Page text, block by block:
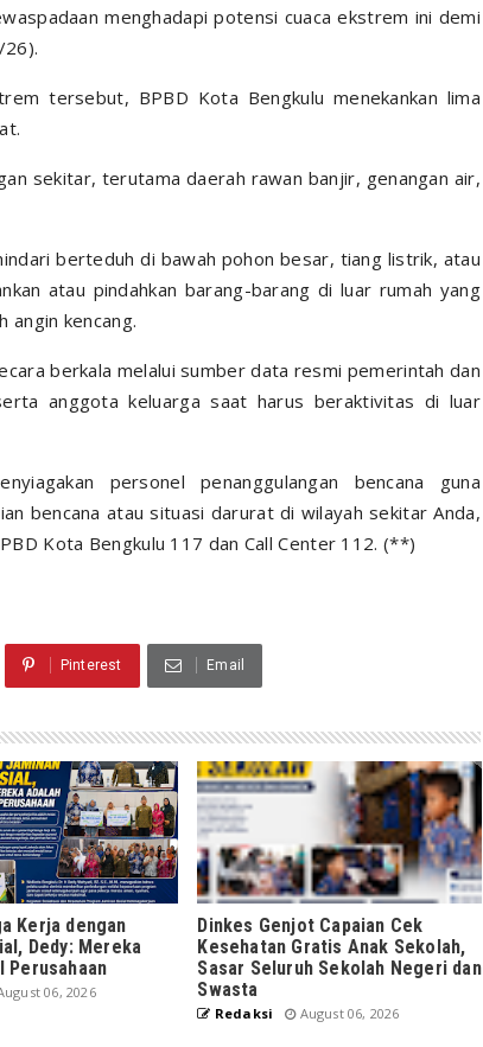
menghadapi potensi cuaca ekstrem ini demi
tersebut, BPBD Kota Bengkulu menekankan lima
sekitar, terutama daerah rawan banjir, genangan air,
berteduh di bawah pohon besar, tiang listrik, atau
atau pindahkan barang-barang di luar rumah yang
angin kencang.
berkala melalui sumber data resmi pemerintah dan
anggota keluarga saat harus beraktivitas di luar
personel penanggulangan bencana guna
bencana atau situasi darurat di wilayah sekitar Anda,
Kota Bengkulu 117 dan Call Center 112. (**)
Pinterest Email
Kerja dengan
Dedy: Mereka
Perusahaan
06, 2026
Dinkes Genjot Capaian Cek
Kesehatan Gratis Anak Sekolah,
Sasar Seluruh Sekolah Negeri dan
Swasta
Redaksi August 06, 2026